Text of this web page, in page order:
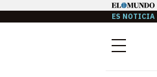
ES NOTICIA
Menú